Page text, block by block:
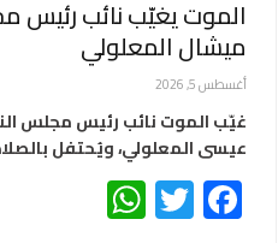
الموت يغيّب نائب رئيس
ميشال المعلولي
أغسطس 5, 2026
غيّب الموت نائب رئيس مجلس
عيسى المعلولي، ويُحتفل
Facebook
Twitter